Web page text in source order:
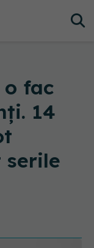
o fac
14
serile